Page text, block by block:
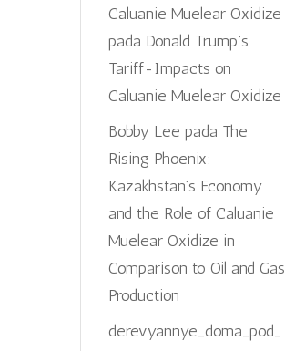
Caluanie Muelear Oxidize
pada Donald Trump’s
Tariff-Impacts on
Caluanie Muelear Oxidize
Bobby Lee pada The
Rising Phoenix:
Kazakhstan’s Economy
and the Role of Caluanie
Muelear Oxidize in
Comparison to Oil and Gas
Production
derevyannye_doma_pod_